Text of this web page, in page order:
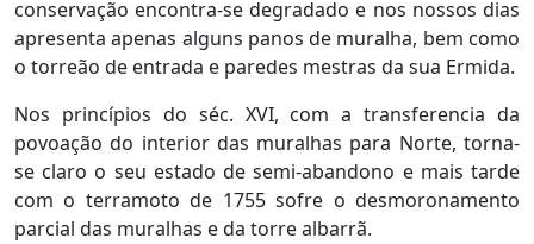
conservação encontra-se degradado e nos nossos dias
apresenta apenas alguns panos de muralha, bem como
o torreão de entrada e paredes mestras da sua Ermida.
Nos princípios do séc. XVI, com a transferencia da
povoação do interior das muralhas para Norte, torna-
se claro o seu estado de semi-abandono e mais tarde
com o terramoto de 1755 sofre o desmoronamento
parcial das muralhas e da torre albarrã.